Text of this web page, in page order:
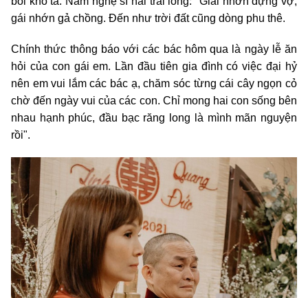
gái nhớn gả chồng. Đến như trời đất cũng dòng phu thê.
Chính thức thông báo với các bác hôm qua là ngày lễ ăn
hỏi của con gái em. Lần đầu tiên gia đình có việc đại hỷ
nên em vui lắm các bác ạ, chăm sóc từng cái cây ngọn cỏ
chờ đến ngày vui của các con. Chỉ mong hai con sống bên
nhau hạnh phúc, đầu bạc răng long là mình mãn nguyện
rồi".